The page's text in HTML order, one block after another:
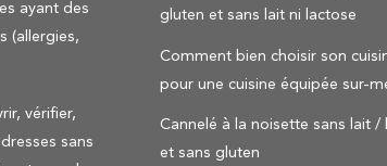
ayant des
(allergies,
vérifier,
sans
gluten et sans lait ni lactose
Comment bien choisir son
pour une cuisine équipée sur-
Cannelé à la noisette sans lait /
et sans gluten